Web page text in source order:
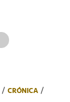
CRÓNICA